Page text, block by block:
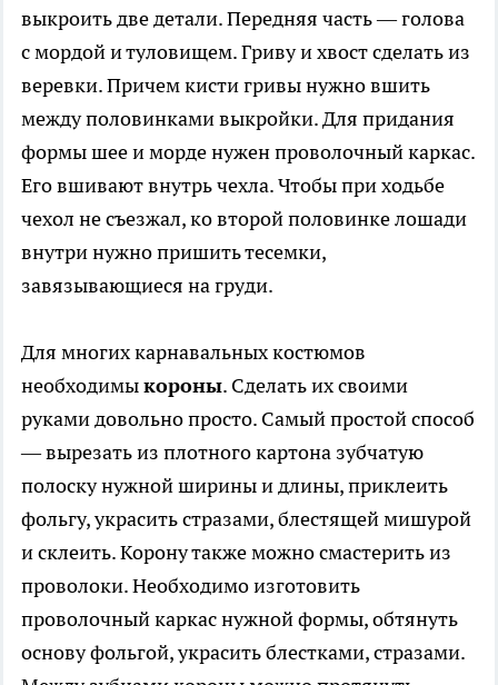
выкроить две детали. Передняя часть — голова
с мордой и туловищем. Гриву и хвост сделать из
веревки. Причем кисти гривы нужно вшить
между половинками выкройки. Для придания
формы шее и морде нужен проволочный каркас.
Его вшивают внутрь чехла. Чтобы при ходьбе
чехол не съезжал, ко второй половинке лошади
внутри нужно пришить тесемки,
завязывающиеся на груди.
Для многих карнавальных костюмов
необходимыкороны. Сделать их своими
руками довольно просто. Самый простой способ
— вырезать из плотного картона зубчатую
полоску нужной ширины и длины, приклеить
фольгу, украсить стразами, блестящей мишурой
и склеить. Корону также можно смастерить из
проволоки. Необходимо изготовить
проволочный каркас нужной формы, обтянуть
основу фольгой, украсить блестками, стразами.